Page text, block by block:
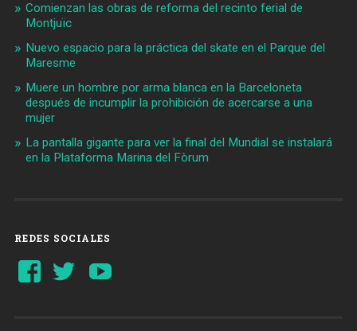
Comienzan las obras de reforma del recinto ferial de
Montjuïc
Nuevo espacio para la práctica del skate en el Parque del
Maresme
Muere un hombre por arma blanca en la Barceloneta
después de incumplir la prohibición de acercarse a una
mujer
La pantalla gigante para ver la final del Mundial se instalará
en la Plataforma Marina del Fòrum
REDES SOCIALES
Ver
perfil
Ver
perfil